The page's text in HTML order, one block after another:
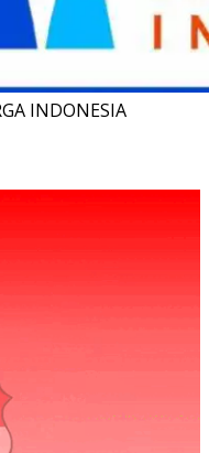
INDONESIA